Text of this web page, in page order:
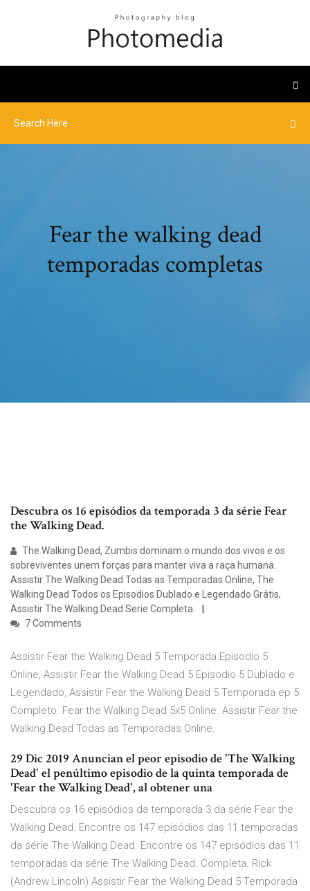
Fear the walking dead
temporadas completas
Descubra os 16 episódios da temporada 3 da série Fear
the Walking Dead.
The Walking Dead, Zumbis dominam o mundo dos vivos e os
sobreviventes unem forças para manter viva a raça humana.
Assistir The Walking Dead Todas as Temporadas Online, The
Walking Dead Todos os Episodios Dublado e Legendado Grátis,
Assistir The Walking Dead Serie Completa.
7 Comments
Assistir Fear the Walking Dead 5 Temporada Episodio 5
Online, Assistir Fear the Walking Dead 5 Episodio 5 Dublado e
Legendado, Assistir Fear the Walking Dead 5 Temporada ep 5
Completo. Fear the Walking Dead 5x5 Online. Assistir Fear the
Walking Dead Todas as Temporadas Online.
29 Dic 2019 Anuncian el peor episodio de 'The Walking
Dead' el penúltimo episodio de la quinta temporada de
'Fear the Walking Dead', al obtener una
Descubra os 16 episódios da temporada 3 da série Fear the
Walking Dead. Encontre os 147 episódios das 11 temporadas
da série The Walking Dead. Encontre os 147 episódios das 11
temporadas da série The Walking Dead. Completa. Rick
(Andrew Lincoln) Assistir Fear the Walking Dead 5 Temporada